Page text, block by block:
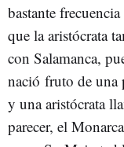
bastante
que la aristócrata
con Salamanca,
nació fruto de una
y una aristócrata
parecer, el